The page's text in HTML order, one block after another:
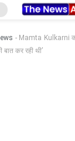
- Mamta Kulkarni
बात कर रही थी’